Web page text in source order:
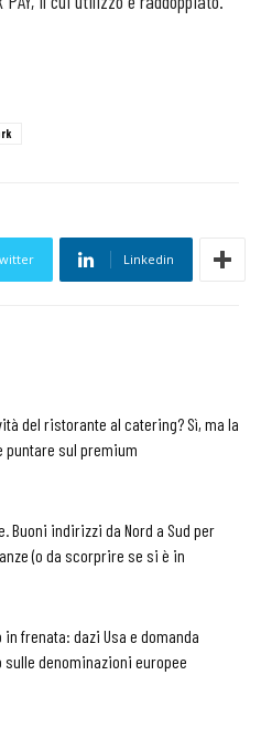
Linkedin
del ristorante al catering? Sì, ma la
puntare sul premium
Buoni indirizzi da Nord a Sud per
(o da scorprire se si è in
in frenata: dazi Usa e domanda
sulle denominazioni europee